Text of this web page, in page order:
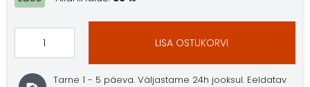
LISA OSTUKORVI
Tarne 1 - 5 päeva. Väljastame 24h jooksul. Eeldatav